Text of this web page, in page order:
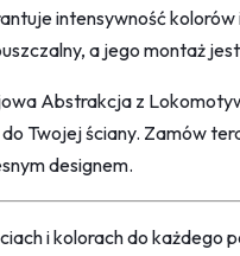
intensywność
a jego montaż
Abstrakcja z
Twojej ściany. Zamów
designem.
i kolorach do każdego